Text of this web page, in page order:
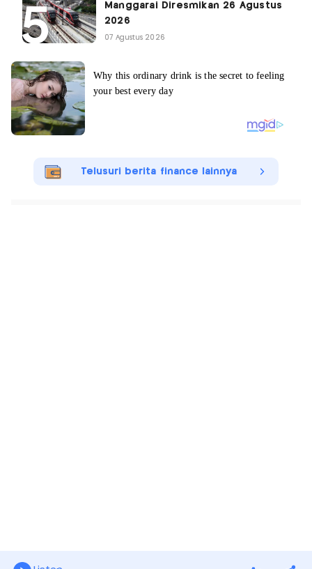
Manggarai Diresmikan 26 Agustus
2026
07 Agustus 2026
Telusuri berita finance lainnya